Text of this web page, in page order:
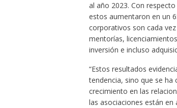
al año 2023. Con
estos aumentaron en un
corporativos son cada
mentorías,
inversión e incluso
“Estos resultados
tendencia, sino que se ha
crecimiento en las
las asociaciones están